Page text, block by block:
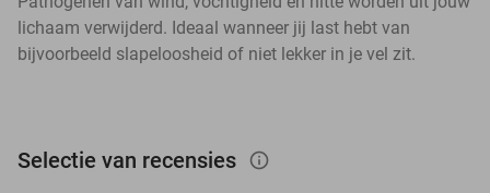
lichaam verwijderd. Ideaal wanneer jij last hebt van
bijvoorbeeld slapeloosheid of niet lekker in je vel zit.
Selectie van recensies info_outlined